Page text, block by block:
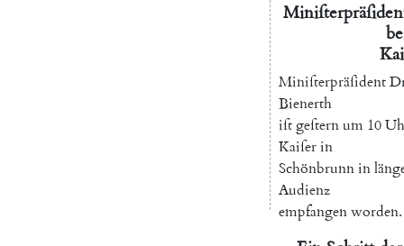
Miniſterpräſident
Bienerth
iſtgeſternum 10
Kaiſerin
Schönbrunnin
Audienz
empfangenworden.